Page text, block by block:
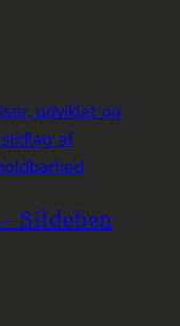
Sildeben